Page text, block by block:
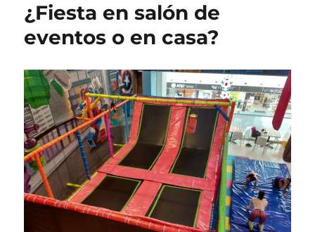
¿Fiesta en salón de
eventos o en casa?